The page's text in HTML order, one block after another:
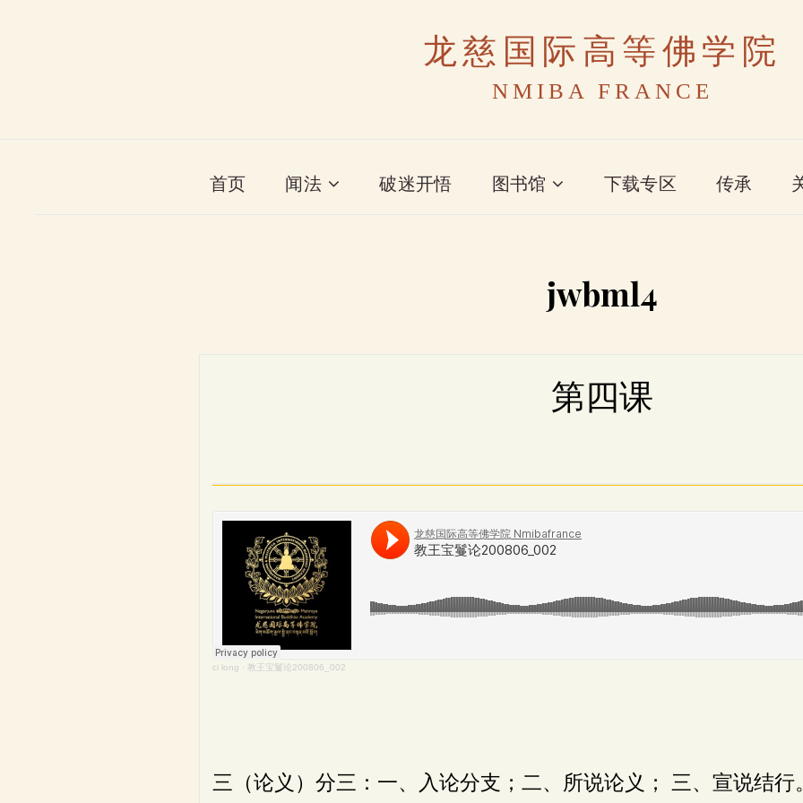
龙慈国际高等佛学院
NMIBA FRANCE
首页 闻法 破迷开悟 图书馆 下载专区 传承
jwbml4
第四课
ci long · 教王宝鬘论200806_002
三（论义）分三：一、入论分支；二、所说论义； 三、宣说结行